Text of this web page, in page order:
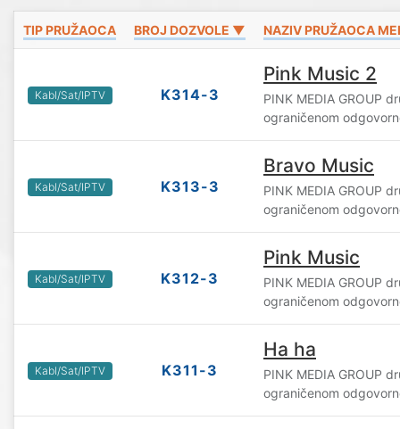
TIP PRUŽAOCA BROJ DOZVOLE ▼ NAZIV PRUŽAOCA
Kabl/Sat/IPTV K314-3
Pink Music 2
PINK MEDIA GROUP
ograničenom
Kabl/Sat/IPTV K313-3
Bravo Music
PINK MEDIA GROUP
ograničenom
Kabl/Sat/IPTV K312-3
Pink Music
PINK MEDIA GROUP
ograničenom
Kabl/Sat/IPTV K311-3
Ha ha
PINK MEDIA GROUP
ograničenom